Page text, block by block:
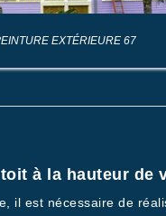
EXTÉRIEURE 67
à la hauteur de
il est nécessaire de